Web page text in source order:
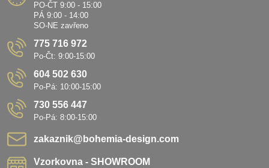
PO-ČT 9:00 - 15:00
PÁ 9:00 - 14:00
SO-NE zavřeno
775 716 972
Po-Čt: 9:00-15:00
604 502 630
Po-Pá: 10:00-15:00
730 556 447
Po-Pá: 8:00-15:00
zakaznik​@bohemia-design​.com
Vzorkovna - SHOWROOM